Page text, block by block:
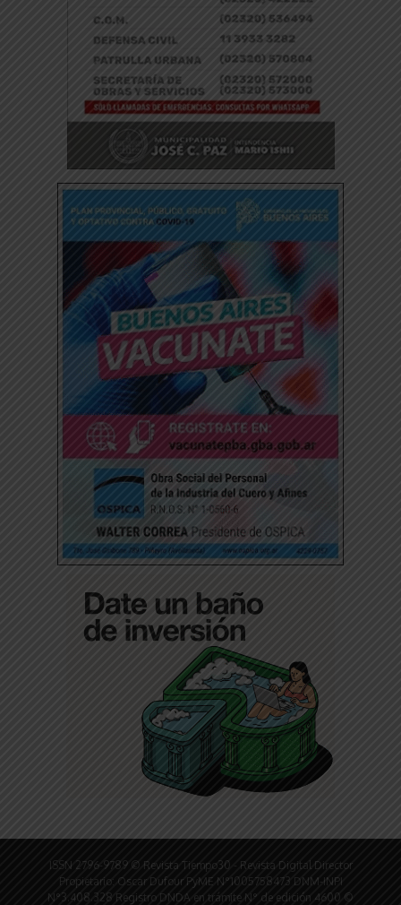
ISSN 2796-9789 © Revista Tiempo30 - Revista Digital Director
Propietario: Oscar Dufour PyME N°1005758473 DNM-INPI
N°3.408.328 Registro DNDA en trámite N° de edición 4600 ©